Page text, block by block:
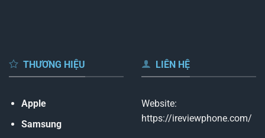
THƯƠNG HIỆU
Apple
Samsung
LIÊN HỆ
Website:
https://ireviewphone.com/